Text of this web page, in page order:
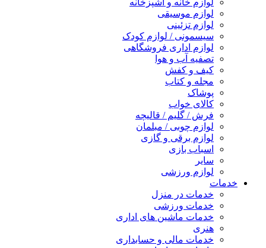
لوازم خانه و آشپزخانه
لوازم موسیقی
لوازم تزئینی
سیسمونی / لوازم کودک
لوازم اداری فروشگاهی
تصفیه آب و هوا
کیف و کفش
مجله و کتاب
پوشاک
کالای خواب
فرش / گلیم / قالیچه
لوازم چوبی / مبلمان
لوازم برقی و گازی
اسباب بازی
سایر
لوازم ورزشی
خدمات
خدمات در منزل
خدمات ورزشی
خدمات ماشین های اداری
هنری
خدمات مالی و حسابداری